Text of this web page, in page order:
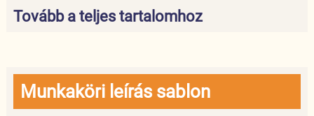
Tovább a teljes tartalomhoz
Munkaköri leírás sablon